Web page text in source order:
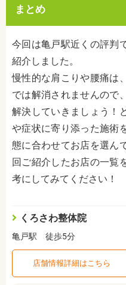
まとめ
今回は亀戸駅近くの評判
紹介しました。
慢性的な肩こりや腰痛は
では解消されませんので
解決していきましょう！
や症状に寄り添った施術
態に合わせてお店を選ん
回ご紹介したお店の一覧
考にしてみてください！
くろさわ整体院
亀戸駅 徒歩5分
店舗情報詳細はこちら